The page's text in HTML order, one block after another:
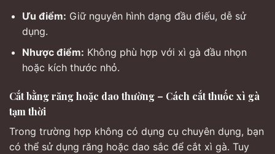
Ưu điểm: Giữ nguyên hình dạng đầu điếu, dễ sử
dụng.
Nhược điểm: Không phù hợp với xì gà đầu nhọn
hoặc kích thước nhỏ.
Cắt bằng răng hoặc dao thường – Cách cắt thuốc xì gà
tạm thời
Trong trường hợp không có dụng cụ chuyên dụng, bạn
có thể sử dụng răng hoặc dao sắc để cắt xì gà. Tuy